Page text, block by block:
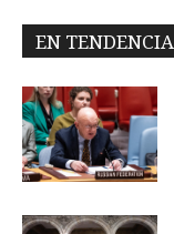
EN TENDENCIA